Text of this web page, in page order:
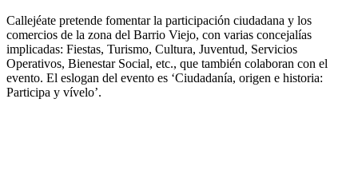
Callejéate pretende fomentar la participación ciudadana y los
comercios de la zona del Barrio Viejo, con varias concejalías
implicadas: Fiestas, Turismo, Cultura, Juventud, Servicios
Operativos, Bienestar Social, etc., que también colaboran con el
evento. El eslogan del evento es ‘Ciudadanía, origen e historia:
Participa y vívelo’.